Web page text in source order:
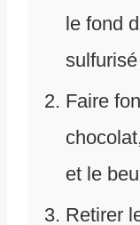
le fond
Faire
et le
Retirer